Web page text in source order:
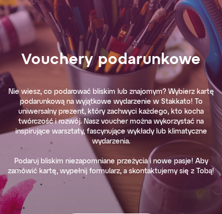
Vouchery podarunkowe
Nie wiesz, co podarować bliskim lub znajomym? Wybierz kartę
podarunkową na wyjątkowe wydarzenie w Stakkato! To
uniwersalny prezent, który zachwyci każdego, kto kocha
twórczość i rozwój. Nasz voucher można wykorzystać na
inspirujące warsztaty, fascynujące wykłady lub klimatyczne
wydarzenia.
Podaruj bliskim niezapomniane przeżycia i nowe pasje! Aby
zamówić kartę, wypełnij formularz, a skontaktujemy się z Tobą!